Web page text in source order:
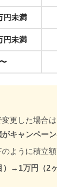
円未満
円未満
更した場合は
キャンペー
ように積立
）→1万円（2